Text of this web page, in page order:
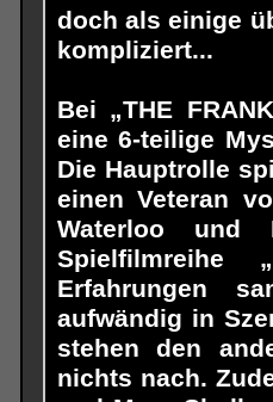
doch als einige
kompliziert...
Bei „THE
eine 6-teilige
Die Hauptrolle
einen Veteran
Waterloo und
Spielfilmreihe
Erfahrungen
aufwändig in
stehen den
nichts nach.